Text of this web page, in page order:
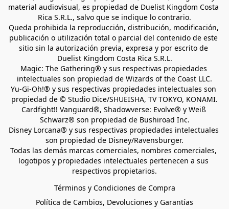
material audiovisual, es propiedad de Duelist Kingdom Costa
Rica S.R.L., salvo que se indique lo contrario.
Queda prohibida la reproducción, distribución, modificación,
publicación o utilización total o parcial del contenido de este
sitio sin la autorización previa, expresa y por escrito de
Duelist Kingdom Costa Rica S.R.L.
Magic: The Gathering® y sus respectivas propiedades
intelectuales son propiedad de Wizards of the Coast LLC.
Yu-Gi-Oh!® y sus respectivas propiedades intelectuales son
propiedad de © Studio Dice/SHUEISHA, TV TOKYO, KONAMI.
Cardfight!! Vanguard®, Shadowverse: Evolve® y Weiß
Schwarz® son propiedad de Bushiroad Inc.
Disney Lorcana® y sus respectivas propiedades intelectuales
son propiedad de Disney/Ravensburger.
Todas las demás marcas comerciales, nombres comerciales,
logotipos y propiedades intelectuales pertenecen a sus
respectivos propietarios.
Términos y Condiciones de Compra
Política de Cambios, Devoluciones y Garantías